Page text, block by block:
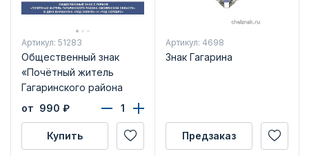
Артикул: 51283
Общественный знак
«Почётный житель
Гагаринского района
Смоленской области»
от 990 ₽
Купить
Артикул: 4698
Знак Гагарина
Предзаказ